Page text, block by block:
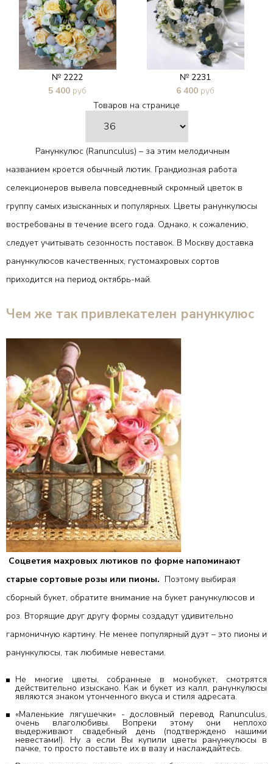
№ 2222
5 400 руб
№ 2231
6 400 руб
В 1 клик
Товаров на странице
Ранункулюс (Ranunculus) – за этим мелодичным
названием кроется обычный лютик. Грандиозная работа
селекционеров вывела повседневный скромный цветок в
группу самых изысканных и популярных. Цветы ранункулюсы
востребованы в течение всего года. Однако, к сожалению,
следует учитывать сезонность поставок. В Москву доставка
ранункулюсов качественных, густомахровых сортов
приходится на период октябрь-май.
Чем же так привлекателен ранункулюс
Соцветия махровых лютиков по форме напоминают
старые сортовые розы или пионы. Поэтому выбирая
сборный букет, обратите внимание на букет ранункулюсов и
роз. Вторящие друг другу формы создадут удивительно
гармоничную картину. Не менее популярный дуэт – это пионы и
ранункулюсы, так любимые невестами.
Не многие цветы, собранные в монобукет, смотрятся
действительно изыскано. Как и букет из калл, ранункулюсы
являются знаком утонченного вкуса и стиля адресата.
«Маленькие лягушечки» - дословный перевод Ranunculus,
очень влаголюбивы. Вопреки этому они неплохо
выдерживают свадебный день (подтверждено нашими
невестами!). Ну а если Вы купили цветы ранункулюсы в
пачке, то просто поставьте их в вазу и наслаждайтесь.